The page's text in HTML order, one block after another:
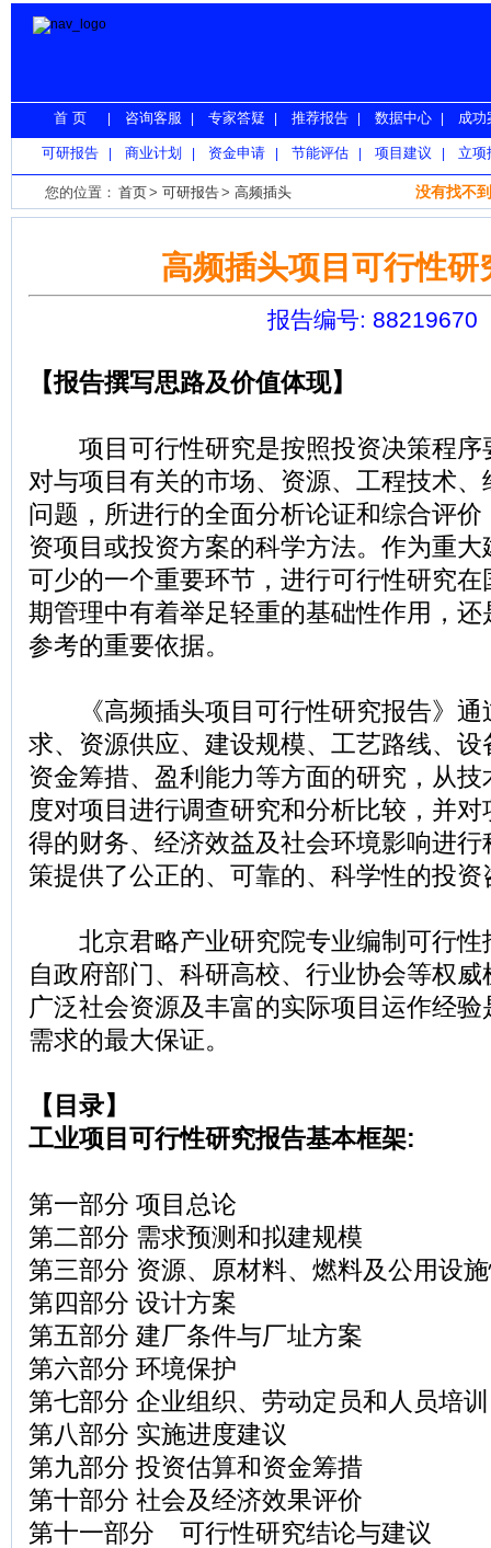
首 页 咨询客服 专家答疑 推荐报告 数据中心 成功
可研报告 商业计划 资金申请 节能评估 项目建议 立项
您的位置： 首页> 可研报告> 高频插头 没有找不
高频插头项目可行性研
报告编号: 88219670
【报告撰写思路及价值体现】
项目可行性研究是按照投资决策程序
对与项目有关的市场、资源、工程技术
问题，所进行的全面分析论证和综合评
资项目或投资方案的科学方法。作为重
可少的一个重要环节，进行可行性研究
期管理中有着举足轻重的基础性作用，
参考的重要依据。
《高频插头项目可行性研究报告》通
求、资源供应、建设规模、工艺路线、
资金筹措、盈利能力等方面的研究，从
度对项目进行调查研究和分析比较，并
得的财务、经济效益及社会环境影响进
策提供了公正的、可靠的、科学性的投资
北京君略产业研究院专业编制可行性
自政府部门、科研高校、行业协会等权
广泛社会资源及丰富的实际项目运作经
需求的最大保证。
【目录】
工业项目可行性研究报告基本框架:
第一部分 项目总论
第二部分 需求预测和拟建规模
第三部分 资源、原材料、燃料及公用设
第四部分 设计方案
第五部分 建厂条件与厂址方案
第六部分 环境保护
第七部分 企业组织、劳动定员和人员培
第八部分 实施进度建议
第九部分 投资估算和资金筹措
第十部分 社会及经济效果评价
第十一部分 可行性研究结论与建议